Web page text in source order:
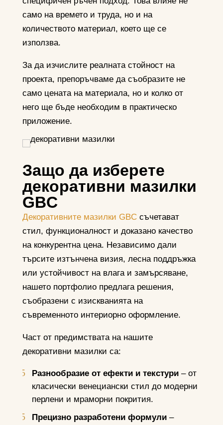
само на времето и труда, но и на
количеството материал, което ще се
използва.
За да изчислите реалната стойност на
проекта, препоръчваме да съобразите не
само цената на материала, но и колко от
него ще бъде необходим в практическо
приложение.
Защо да изберете
декоративни мазилки
GBC
Декоративните мазилки GBCсъчетават
стил, функционалност и доказано качество
на конкурентна цена. Независимо дали
търсите изтънчена визия, лесна поддръжка
или устойчивост на влага и замърсяване,
нашето портфолио предлага решения,
съобразени с изискванията на
съвременното интериорно оформление.
Част от предимствата на нашите
декоративни мазилки са:
Разнообразие от ефекти и текстури– от
класически венециански стил до модерни
перлени и мраморни покрития.
Прецизно разработени формули–